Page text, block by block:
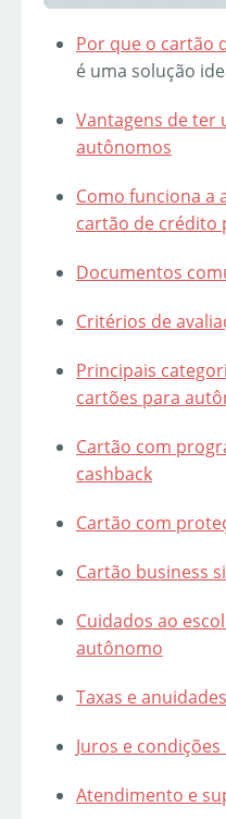
Por que o cartão
é uma solução
Vantagens de ter
autônomos
Como funciona a
cartão de crédito
Documentos
Critérios de
Principais
cartões para
Cartão com
cashback
Cartão com
Cartão business
Cuidados ao
autônomo
Taxas e anuidades
Juros e
Atendimento e